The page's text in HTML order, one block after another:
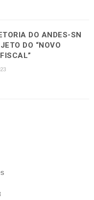
DO ANDES-SN
DO “NOVO